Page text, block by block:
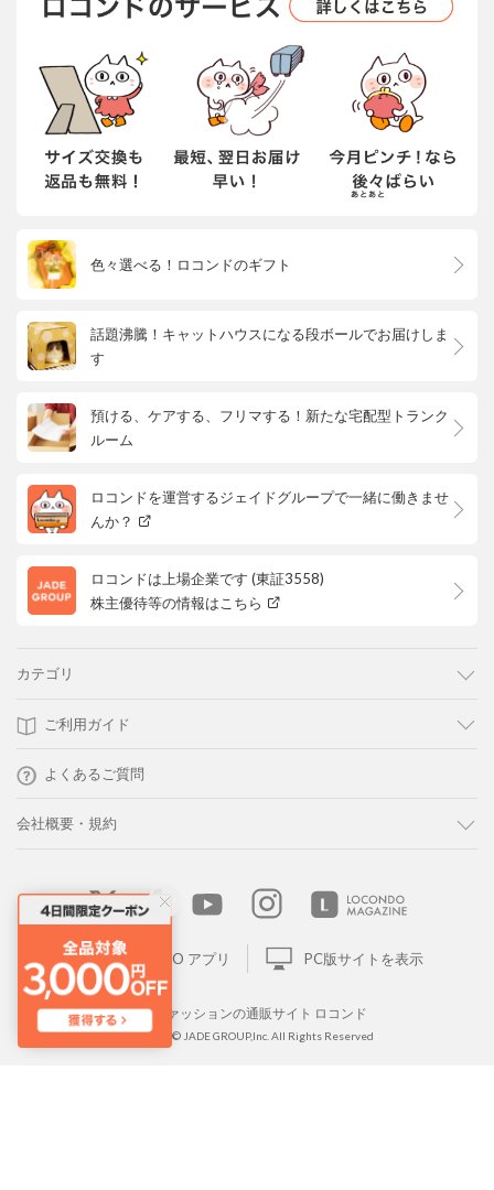
色々選べる！ロコンドのギフト
話題沸騰！キャットハウスになる段ボールでお届けしま
す
預ける、ケアする、フリマする！新たな宅配型トランク
ルーム
ロコンドを運営するジェイドグループで一緒に働きませ
んか？
ロコンドは上場企業です (東証3558)
株主優待等の情報はこちら
カテゴリ
ご利用ガイド
よくあるご質問
会社概要・規約
LOCONDO アプリ PC版サイトを表示
靴とファッションの通販サイト ロコンド
Copyright © JADE GROUP,Inc. All Rights Reserved